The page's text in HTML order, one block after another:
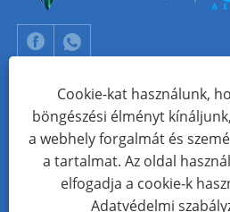
Copyright © 2024 Xiamen Aecoauto
fenntartva.
WEBOLDAL TECHNIKAI TÁMOGATÁS:
Cookie-kat használunk,
böngészési élményt
a webhely forgalmát és
a tartalmat. Az oldal
elfogadja a cookie-k
Adatvédelmi